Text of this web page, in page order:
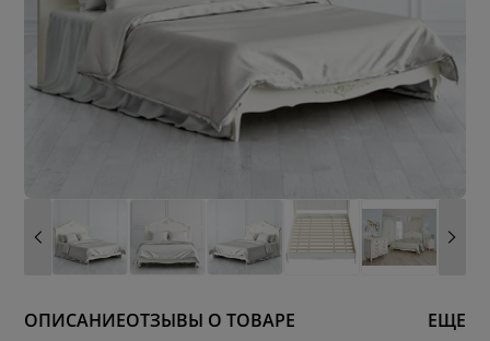
ОПИСАНИЕОТЗЫВЫ О ТОВАРЕ ЕЩЕ
* обязательное поле